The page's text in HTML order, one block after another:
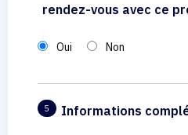
rendez-vous avec ce
Oui Non
5 Informations